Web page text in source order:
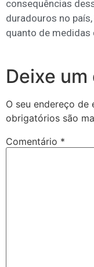
consequências
duradouros no
quanto de medidas
Deixe
O seu endereço de
obrigatórios são
Comentário *